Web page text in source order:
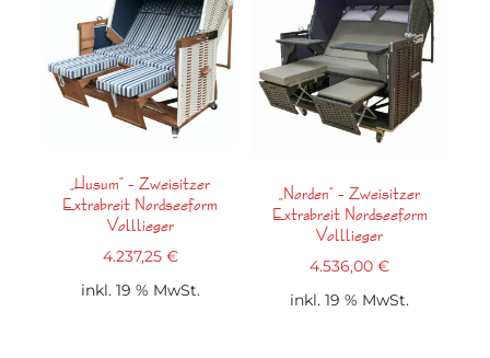
„Husum“ – Zweisitzer
Extrabreit Nordseeform
Volllieger
4.237,25 €
inkl. 19 % MwSt.
„Norden“ – Zweisitzer
Extrabreit Nordseeform
Volllieger
4.536,00€
inkl. 19 % MwSt.